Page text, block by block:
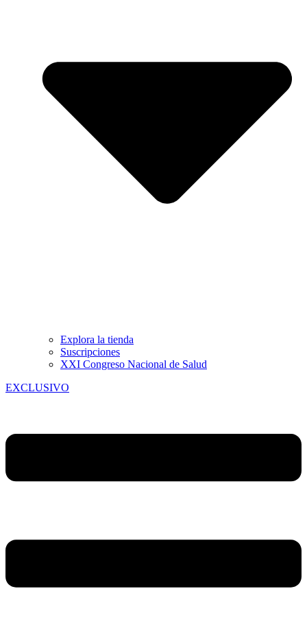
Explora la tienda
Suscripciones
XXI Congreso Nacional de Salud
EXCLUSIVO